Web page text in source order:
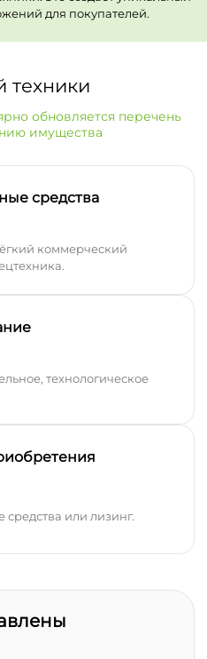
для покупателей.
техники
обновляется перечень
имущества
средства
коммерческий
технологическое
средства или лизинг.